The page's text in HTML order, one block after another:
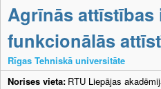
Agrīnās attīstības
funkcionālās
Rīgas Tehniskā universitāte
Norises vieta: RTU Liepājas